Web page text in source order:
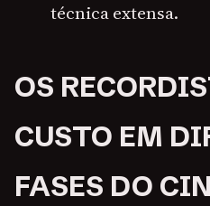
técnica extensa.
OS
CUSTO EM
FASES DO